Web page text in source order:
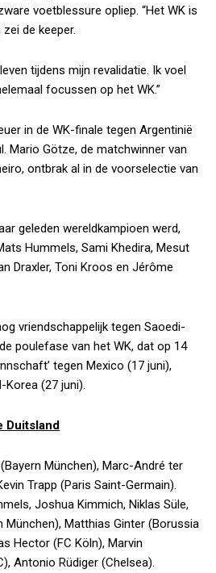
voetblessure opliep. “Het WK is
de keeper.
tijdens mijn revalidatie. Ik voel
focussen op het WK.”
in de WK-finale tegen Argentinië
Mario Götze, de matchwinner van
ontbrak al in de voorselectie van
geleden wereldkampioen werd,
Hummels, Sami Khedira, Mesut
Draxler, Toni Kroos en Jérôme
vriendschappelijk tegen Saoedi-
poulefase van het WK, dat op 14
tegen Mexico (17 juni),
Korea (27 juni).
Duitsland
München), Marc-André ter
Trapp (Paris Saint-Germain).
Joshua Kimmich, Niklas Süle,
München), Matthias Ginter (Borussia
Hector (FC Köln), Marvin
Antonio Rüdiger (Chelsea).